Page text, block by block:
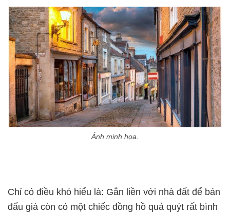
Ảnh minh họa.
Chỉ có điều khó hiểu là: Gắn liền với nhà đất để bán
đấu giá còn có một chiếc đồng hồ quả quýt rất bình